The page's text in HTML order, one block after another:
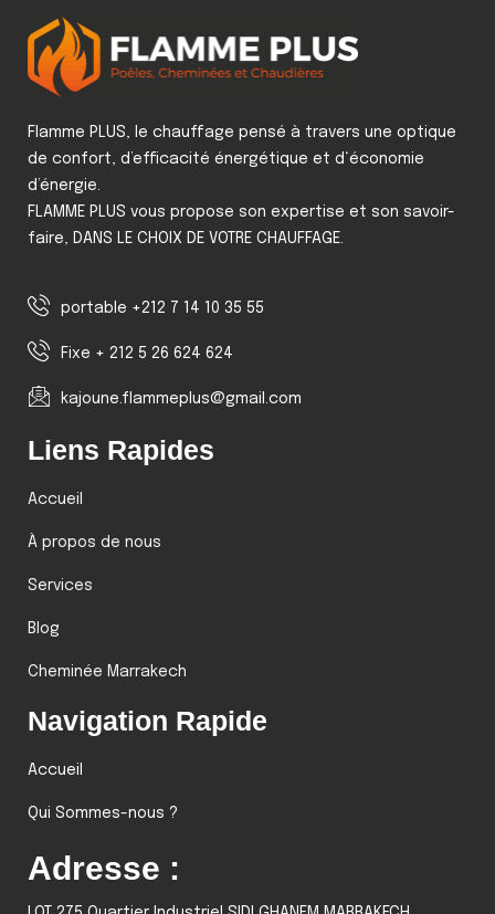
Flamme PLUS, le chauffage pensé à travers une optique
de confort, d’efficacité énergétique et d‘économie
d’énergie.
FLAMME PLUS vous propose son expertise et son savoir-
faire, DANS LE CHOIX DE VOTRE CHAUFFAGE.
portable +212 7 14 10 35 55
Fixe + 212 5 26 624 624
kajoune.flammeplus@gmail.com
Liens Rapides
Accueil
À propos de nous
Services
Blog
Cheminée Marrakech
Navigation Rapide
Accueil
Qui Sommes-nous ?
Adresse :